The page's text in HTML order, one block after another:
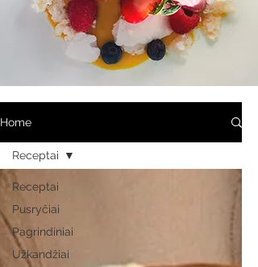
Home
Receptai
Pusryčiai
Pagrindiniai
Užkandžiai
Receptai